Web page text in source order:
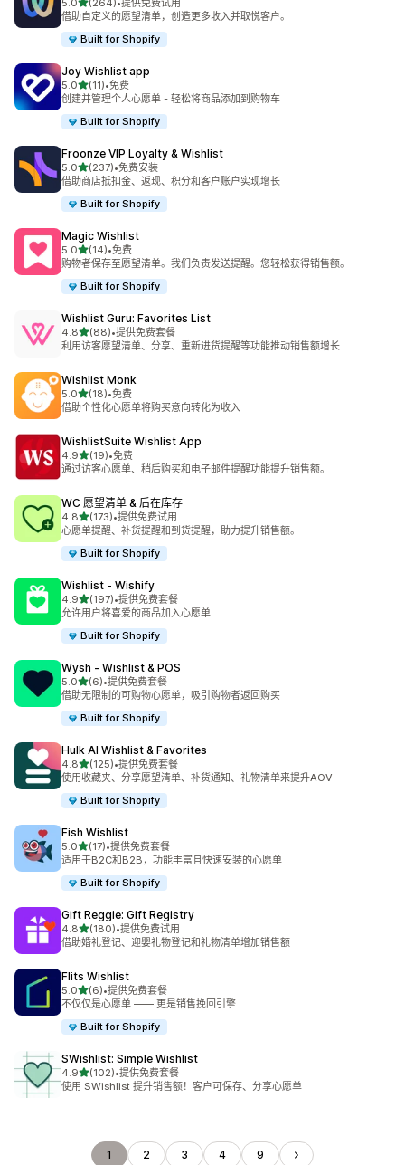
5.0 (264)
总共 264 条评论
•提供免费试用
借助自定义的愿望清单，创造更多收入并取悦客户。
Built for Shopify
Joy Wishlist app
5.0星（满分 5 星）
(11)
总共 11 条评论
•免费
创建并管理个人心愿单 - 轻松将商品添加到购物车
Built for Shopify
Froonze VIP Loyalty & Wishlist
5.0星（满分 5 星）
(237)
总共 237 条评论
•免费安装
借助商店抵扣金、返现、积分和客户账户实现增长
Built for Shopify
Magic Wishlist
5.0星（满分 5 星）
(14)
总共 14 条评论
•免费
购物者保存至愿望清单。我们负责发送提醒。您轻松获得销售额。
Built for Shopify
Wishlist Guru: Favorites List
4.8星（满分 5 星）
(88)
总共 88 条评论
•提供免费套餐
利用访客愿望清单、分享、重新进货提醒等功能推动销售额增长
Wishlist Monk
5.0星（满分 5 星）
(18)
总共 18 条评论
•免费
借助个性化心愿单将购买意向转化为收入
WishlistSuite Wishlist App
4.9星（满分 5 星）
(19)
总共 19 条评论
•免费
通过访客心愿单、稍后购买和电子邮件提醒功能提升销售额。
WC 愿望清单 & 后在库存
4.8星（满分 5 星）
(173)
总共 173 条评论
•提供免费试用
心愿单提醒、补货提醒和到货提醒，助力提升销售额。
Built for Shopify
Wishlist ‑ Wishify
4.9星（满分 5 星）
(197)
总共 197 条评论
•提供免费套餐
允许用户将喜爱的商品加入心愿单
Built for Shopify
Wysh ‑ Wishlist & POS
5.0星（满分 5 星）
(6)
总共 6 条评论
•提供免费套餐
借助无限制的可购物心愿单，吸引购物者返回购买
Built for Shopify
Hulk AI Wishlist & Favorites
4.8星（满分 5 星）
(125)
总共 125 条评论
•提供免费套餐
使用收藏夹、分享愿望清单、补货通知、礼物清单来提升AOV
Built for Shopify
Fish Wishlist
5.0星（满分 5 星）
(17)
总共 17 条评论
•提供免费套餐
适用于B2C和B2B，功能丰富且快速安装的心愿单
Built for Shopify
Gift Reggie: Gift Registry
4.8星（满分 5 星）
(180)
总共 180 条评论
•提供免费试用
借助婚礼登记、迎婴礼物登记和礼物清单增加销售额
Flits Wishlist
5.0星（满分 5 星）
(6)
总共 6 条评论
•提供免费套餐
不仅仅是心愿单 —— 更是销售挽回引擎
Built for Shopify
SWishlist: Simple Wishlist
4.9星（满分 5 星）
(102)
总共 102 条评论
•提供免费套餐
使用 SWishlist 提升销售额！客户可保存、分享心愿单
1 2 3 4 9